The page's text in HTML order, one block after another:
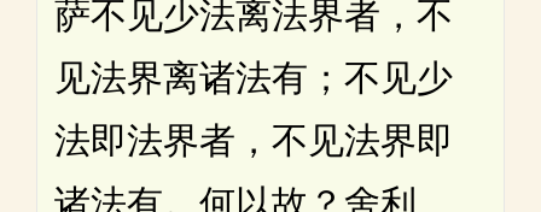
萨不见少法离法界者，不
见法界离诸法有；不见少
法即法界者，不见法界即
诸法有。何以故？舍利